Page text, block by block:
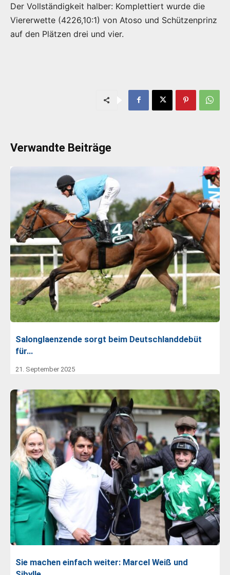
Der Vollständigkeit halber: Komplettiert wurde die
Viererwette (4226,10:1) von Atoso und Schützenprinz
auf den Plätzen drei und vier.
Verwandte Beiträge
Salonglaenzende sorgt beim Deutschlanddebüt
für…
21. September 2025
Sie machen einfach weiter: Marcel Weiß und